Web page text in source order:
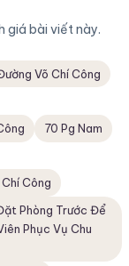
giá bài viết này.
Võ Chí Công
70 Pg Nam
Công
Phòng Trước Để
Phục Vụ Chu